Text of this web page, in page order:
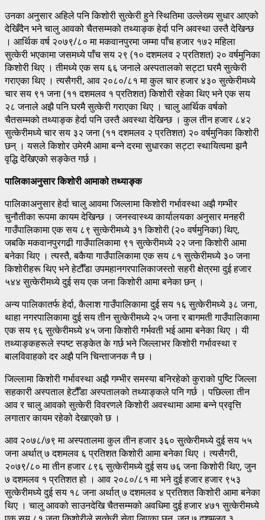
उनका अनुसार अहिले पनि किशोरी सुत्केरी हुने स्थितिमा उल्लेख्य सुधार आएको
देखिँदैन भने चालु आवको चैतसम्मको तथ्याङ्क हेर्दा पनि अवस्था उस्तै देखिन्छ
। आर्थिक वर्ष २०७९/८० मा मकवानपुरमा जम्मा पाँच हजार १७२ महिला
सुत्केरी भएकामा जसमध्ये पाँच सय २९ (१० दशमलव २ प्रतिशत) २० वर्षमुनिका
किशोरी थिए । तीमध्ये एक सय ६६ जनाले अस्पतालको सट्टा घरमै सुत्केरी
गराएका थिए । त्यसैगरी, आव २०८०/८१ मा कुल चार हजार ४३० सुत्केरीमध्ये
चार सय ९१ जना (११ दशमलव १ प्रतिशत) किशोरी रहेका थिए भने एक सय
२८ जनाले अझै पनि घरमै सुत्केरी गराएका थिए । चालु आर्थिक वर्षको
चैतसम्मको तथ्याङ्क हेर्दा पनि उस्तै अवस्था देखिन्छ । कुल तीन हजार ८४२
सुत्केरीमध्ये चार सय ३२ जना (११ दशमलव २ प्रतिशत) २० वर्षमुनिका किशोरी
छन् । यसले किशोर उमेरमै आमा बन्ने दरमा सुधारका सट्टा स्थायित्वमा झनै
वृद्धि देखिएको सङ्केत गर्छ ।
पालिकाअनुसार किशोरी आमाको तथ्याङ्क
पालिकाअनुसार हेर्दा चालु आवमा जिल्लामा किशोरी गर्भावस्था अझै गम्भीर
चुनौतीका रूपमा कायम देखिन्छ । जनस्वास्थ्य कार्यालयका अनुसार मनहरी
गाउँपालिकामा एक सय ८९ सुत्केरीमध्ये ३१ किशोरी (२० वर्षमुनिका) थिए,
जबकि मकवानपुरगढी गाउँपालिकामा ९१ सुत्केरीमध्ये २२ जना किशोरी आमा
बनेका थिए । त्यस्तै, बकैया गाउँपालिकामा एक सय ८१ सुत्केरीमध्ये ३० जना
किशोरीहरू थिए भने हेटौँडा उपमहानगरपालिकाजस्तो सहरी क्षेत्रमा दुई हजार
५४४ सुत्केरीमध्ये दुई सय एक जना किशोरी आमा बनेका छन् ।
अन्य पालिकातर्फ हेर्दा, कैलाश गाउँपालिकामा दुई सय १६ सुत्केरीमध्ये ३८ जना,
थाहा नगरपालिकामा दुई सय तीन सुत्केरीमध्ये २५ जना र बागमती गाउँपालिकामा
एक सय ९६ सुत्केरीमध्ये ४५ जना किशोरी गर्भवती भई आमा बनेका थिए । यी
तथ्याङ्कहरूले स्पष्ट सङ्केत के गर्छ भने जिल्लाभर किशोरी गर्भावस्था र
बालविवाहको दर अझै पनि चिन्ताजनक नै छ ।
जिल्लामा किशोरी गर्भावस्था अझै गम्भीर समस्या बनिरहेको कुराको पुष्टि जिल्ला
सहकारी अस्पताल हेटौँडा अस्पतालको तथ्याङ्कले पनि गर्छ । पछिल्ला तीन
आव र चालु आवको सुत्केरी विवरणले किशोरी अवस्थामा आमा बन्ने प्रवृत्ति
लगातार कायम रहेको देखाएको छ ।
आव २०७८/७९ मा अस्पतालमा कुल तीन हजार ३६० सुत्केरीमध्ये दुई सय ५५
जना अर्थात् ७ दशमलव ६ प्रतिशत किशोरी आमा बनेका थिए । त्यसैगरी,
२०७९/८० मा तीन हजार ८९६ सुत्केरीमध्ये दुई सय ७६ जना किशोरी थिए, जुन
७ दशमलव १ प्रतिशत हो । आव २०८०/८१ मा भने दुई हजार हजार ९५३
सुत्केरीमध्ये दुई सय १८ जना अर्थात् ७ दशमलव ४ प्रतिशत किशोरी आमा बनेका
थिए । चालु आवको साउनदेखि चैतसम्मको अवधिमा दुई हजार ४७१ सुत्केरीमध्ये